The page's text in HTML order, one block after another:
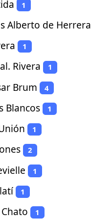
1
Alberto de Herrera
1
Rivera 1
Brum 4
Blancos 1
1
2
1
1
1